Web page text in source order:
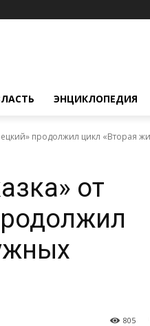
ЭНЦИКЛОПЕДИЯ
продолжил цикл «Вторая
от
805